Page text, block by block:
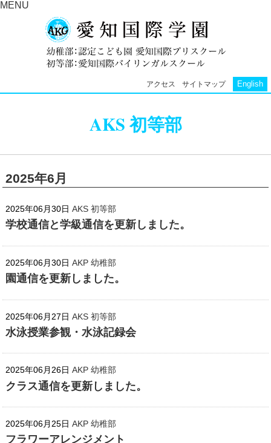
MENU
アクセス サイトマップ English
AKS 初等部
2025年6月
2025年06月30日 AKS 初等部
学校通信と学級通信を更新しました。
2025年06月30日 AKP 幼稚部
園通信を更新しました。
2025年06月27日 AKS 初等部
水泳授業参観・水泳記録会
2025年06月26日 AKP 幼稚部
クラス通信を更新しました。
2025年06月25日 AKP 幼稚部
フラワーアレンジメント